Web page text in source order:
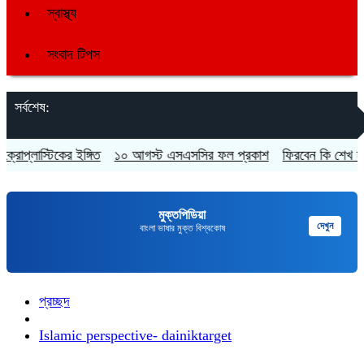
স্বাস্থ্য
সংবাদ টিপস
সর্বশেষ:
ইঙ্গিত ১০ আগস্ট এসএসসির ফল প্রকাশ ফিরবেন কি শেখ
মুক্তপিডিয়া
বাংলা ভাষার মুক্ত বিশ্বকোষ দেখুন
প্রচ্ছদ
Islamic perspective- dainiktarget